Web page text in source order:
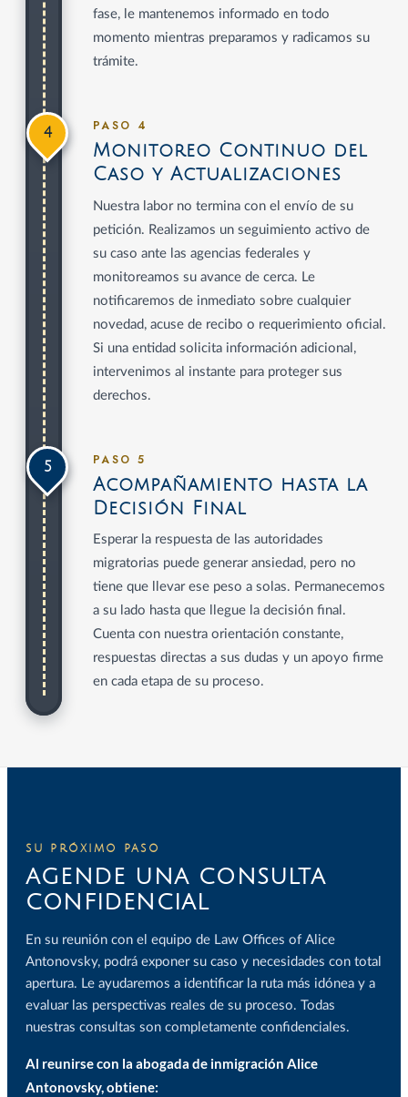
fase, le mantenemos informado en todo
momento mientras preparamos y radicamos su
trámite.
4 PASO 4
Monitoreo Continuo del
Caso y Actualizaciones
Nuestra labor no termina con el envío de su
petición. Realizamos un seguimiento activo de
su caso ante las agencias federales y
monitoreamos su avance de cerca. Le
notificaremos de inmediato sobre cualquier
novedad, acuse de recibo o requerimiento oficial.
Si una entidad solicita información adicional,
intervenimos al instante para proteger sus
derechos.
5 PASO 5
Acompañamiento hasta la
Decisión Final
Esperar la respuesta de las autoridades
migratorias puede generar ansiedad, pero no
tiene que llevar ese peso a solas. Permanecemos
a su lado hasta que llegue la decisión final.
Cuenta con nuestra orientación constante,
respuestas directas a sus dudas y un apoyo firme
en cada etapa de su proceso.
SU PRÓXIMO PASO
AGENDE UNA CONSULTA
CONFIDENCIAL
En su reunión con el equipo de Law Offices of Alice
Antonovsky, podrá exponer su caso y necesidades con total
apertura. Le ayudaremos a identificar la ruta más idónea y a
evaluar las perspectivas reales de su proceso. Todas
nuestras consultas son completamente confidenciales.
Al reunirse con la abogada de inmigración Alice
Antonovsky, obtiene: